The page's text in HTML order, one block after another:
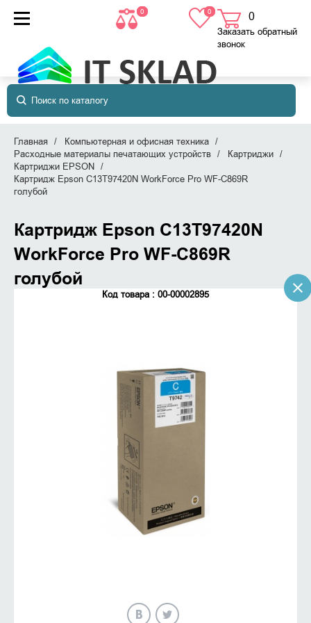
0 0 0
в корзине
Заказать обратный
звонок
Главная
Компьютерная и офисная техника
Расходные материалы печатающих устройств
Картриджи
Картриджи EPSON
Картридж Epson C13T97420N WorkForce Pro WF-C869R
голубой
Картридж Epson C13T97420N
WorkForce Pro WF-C869R
голубой
Код товара : 00-00002895